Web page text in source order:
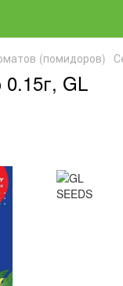
(помидоров)
GL